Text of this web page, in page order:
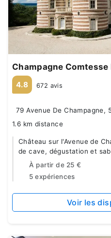
Champagne Comtesse
4.8 672 avis
79 Avenue De Champagne,
1.6 km distance
Château sur l'Avenue de
de cave, dégustation et
À partir de 25 €
5 expériences
Voir les